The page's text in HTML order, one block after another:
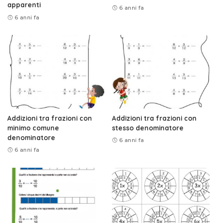
apparenti
6 anni fa
6 anni fa
Addizioni tra frazioni con
minimo comune
denominatore
6 anni fa
Addizioni tra frazioni con
stesso denominatore
6 anni fa